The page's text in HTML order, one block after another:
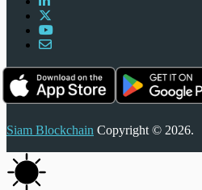
Siam Blockchain Copyright © 2026.